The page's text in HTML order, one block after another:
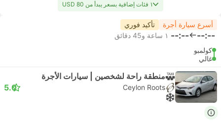
١ فئات إضافية بسعر يبدأ من USD 80
أسرع سيارة أجرة تأكيد فوري
--:--
--:-- ١ ساعة و‫45 دقائق
كولمبو
غالي
منطقة راحة لشخصين | سيارات الأجرة
Ceylon Roots
5.0